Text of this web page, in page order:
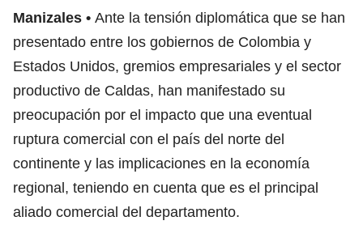
Manizales
Ante la tensión diplomática que se han
presentado entre los gobiernos de Colombia y
Estados Unidos, gremios empresariales y el sector
productivo de Caldas, han manifestado su
preocupación por el impacto que una eventual
ruptura comercial con el país del norte del
continente y las implicaciones en la economía
regional, teniendo en cuenta que es el principal
aliado comercial del departamento.